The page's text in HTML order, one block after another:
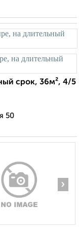
срок, 36м², 4/5
50
›